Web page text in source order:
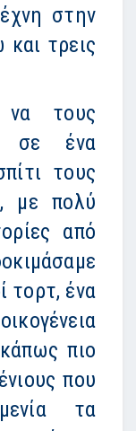
στην
τρεις
να τους
σε ένα
τους
με πολύ
από
τορτ, ένα
πιο
που
τα